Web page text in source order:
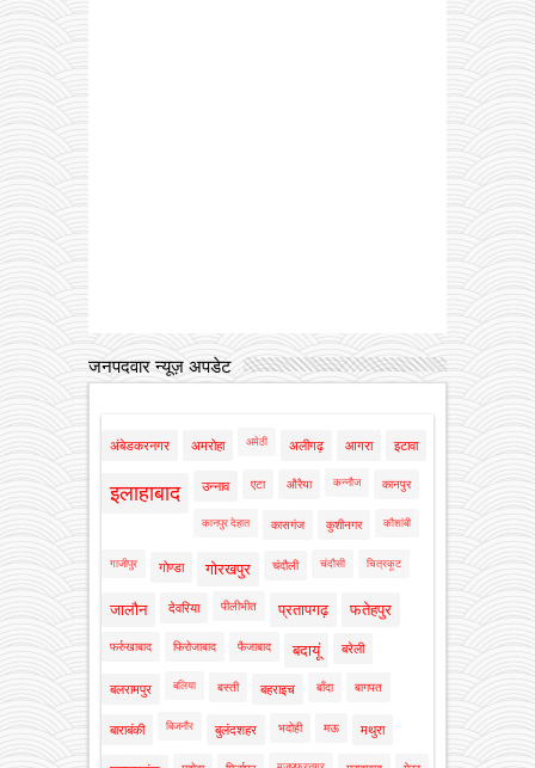
जनपदवार न्यूज़ अपडेट
अंबेडकरनगर अमरोहा अमेठी अलीगढ़ आगरा इटावा
इलाहाबाद उन्नाव एटा औरैया कन्नौज कानपुर
कानपुर देहात कासगंज कुशीनगर कौशांबी
गाजीपुर गोण्डा गोरखपुर चंदौली चंदौसी चित्रकूट
जालौन देवरिया पीलीभीत प्रतापगढ़ फतेहपुर
फर्रुखाबाद फिरोजाबाद फैजाबाद बदायूं बरेली
बलरामपुर बलिया बस्ती बहराइच बाँदा बागपत
बाराबंकी बिजनौर बुलंदशहर भदोही मऊ मथुरा